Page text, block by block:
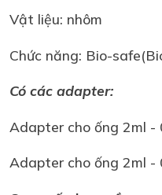
Vật liệu: nhôm
Chức năng: Bio-
Có các adapter:
Adapter cho ống 2ml -
Adapter cho ống 2ml -